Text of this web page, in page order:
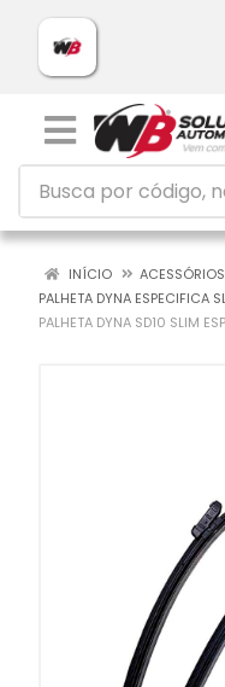
INÍCIO
ACESSÓRIOS
PALHETA DYNA ESPECIFICA
PALHETA DYNA SD10 SLIM